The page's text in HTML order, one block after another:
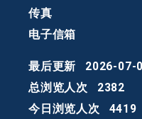
传真
电子信箱
最后更新
2026-07-
总浏览人次
2382
今日浏览人次
4419